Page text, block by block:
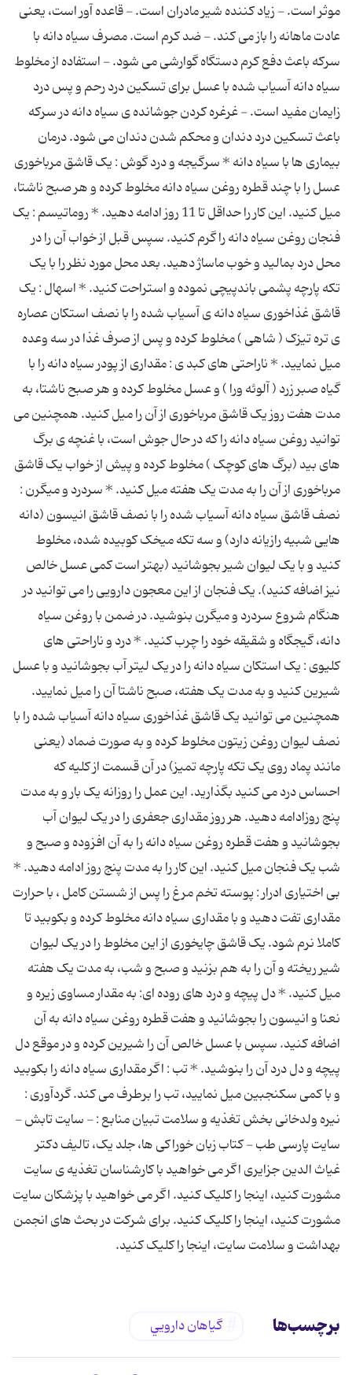
موثر است. - زیاد کننده شیر مادران است. - قاعده آور است، یعنی
عادت ماهانه را باز می کند. - ضد کرم است. مصرف سیاه دانه با
سرکه باعث دفع کرم دستگاه گوارشی می شود. - استفاده از مخلوط
سیاه دانه آسیاب شده با عسل برای تسکین درد رحم و پس درد
زایمان مفید است. - غرغره کردن جوشانده ی سیاه دانه در سرکه
باعث تسکین درد دندان و محکم شدن دندان می شود. درمان
بیماری ها با سیاه دانه * سرگیجه و درد گوش : یک قاشق مرباخوری
عسل را با چند قطره روغن سیاه دانه مخلوط کرده و هر صبح ناشتا،
میل کنید. این کار را حداقل تا 11 روز ادامه دهید. * روماتیسم : یک
فنجان روغن سیاه دانه را گرم کنید. سپس قبل از خواب آن را در
محل درد بمالید و خوب ماساژ دهید. بعد محل مورد نظر را با یک
تکه پارچه پشمی باندپیچی نموده و استراحت کنید. * اسهال : یک
قاشق غذاخوری سیاه دانه ی آسیاب شده را با نصف استکان عصاره
ی تره تیزک ( شاهی ) مخلوط کرده و پس از صرف غذا در سه وعده
میل نمایید. * ناراحتی های کبد ی : مقداری از پودر سیاه دانه را با
گیاه صبر زرد ( آلوئه ورا ) و عسل مخلوط کرده و هر صبح ناشتا، به
مدت هفت روز یک قاشق مرباخوری از آن را میل کنید. همچنین می
توانید روغن سیاه دانه را که در حال جوش است، با غنچه ی برگ
های بید (برگ های کوچک ) مخلوط کرده و پیش از خواب یک قاشق
مرباخوری از آن را به مدت یک هفته میل کنید. * سردرد و میگرن :
نصف قاشق سیاه دانه آسیاب شده را با نصف قاشق انیسون (دانه
هایی شبیه رازیانه دارد) و سه تکه میخک کوبیده شده، مخلوط
کنید و با یک لیوان شیر بجوشانید (بهتر است کمی عسل خالص
نیز اضافه کنید). یک فنجان از این معجون دارویی را می توانید در
هنگام شروع سردرد و میگرن بنوشید. در ضمن با روغن سیاه
دانه، گیجگاه و شقیقه خود را چرب کنید. * درد و ناراحتی های
کلیوی : یک استکان سیاه دانه را در یک لیتر آب بجوشانید و با عسل
شیرین کنید و به مدت یک هفته، صبح ناشتا آن را میل نمایید.
همچنین می توانید یک قاشق غذاخوری سیاه دانه آسیاب شده را با
نصف لیوان روغن زیتون مخلوط کرده و به صورت ضماد (یعنی
مانند پماد روی یک تکه پارچه تمیز) در آن قسمت از کلیه که
احساس درد می کنید بگذارید. این عمل را روزانه یک بار و به مدت
پنج روزادامه دهید. هر روز مقداری جعفری را در یک لیوان آب
بجوشانید و هفت قطره روغن سیاه دانه را به آن افزوده و صبح و
شب یک فنجان میل کنید. این کار را به مدت پنج روز ادامه دهید. *
بی اختیاری ادرار : پوسته تخم مرغ را پس از شستن کامل ، با حرارت
مقداری تفت دهید و با مقداری سیاه دانه مخلوط کرده و بکوبید تا
کاملا نرم شود. یک قاشق چایخوری از این مخلوط را در یک لیوان
شیر ریخته و آن را به هم بزنید و صبح و شب، به مدت یک هفته
میل کنید. * دل پیچه و درد های روده ای: به مقدار مساوی زیره و
نعنا و انیسون را بجوشانید و هفت قطره روغن سیاه دانه به آن
اضافه کنید. سپس با عسل خالص آن را شیرین کرده و در موقع دل
پیچه و دل درد آن را بنوشید. * تب : اگر مقداری سیاه دانه را بکوبید
و با کمی سکنجبین میل نمایید، تب را برطرف می کند. گردآوری :
نیره ولدخانی بخش تغذیه و سلامت تبیان منابع : - سایت تابش -
سایت پارسی طب - کتاب زبان خوراکی ها، جلد یک، تالیف دکتر
غیاث الدین جزایری اگر می خواهید با کارشناسان تغذیه ی سایت
مشورت کنید، اینجا را کلیک کنید. اگر می خواهید با پزشکان سایت
مشورت کنید، اینجا را کلیک کنید. برای شرکت در بحث های انجمن
بهداشت و سلامت سایت، اینجا را کلیک کنید.
برچسب‌ها گياهان دارويي